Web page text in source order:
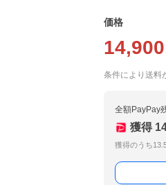
価格
14,900
条件により送料
全額PayPay
獲得
獲得のうち